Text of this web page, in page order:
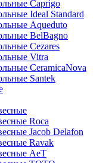
Caprigo
Ideal Standard
Aqueduto
BelBagno
Cezares
Vitra
CeramicaNova
Santek
Roca
Jacob Delafon
Ravak
AeT